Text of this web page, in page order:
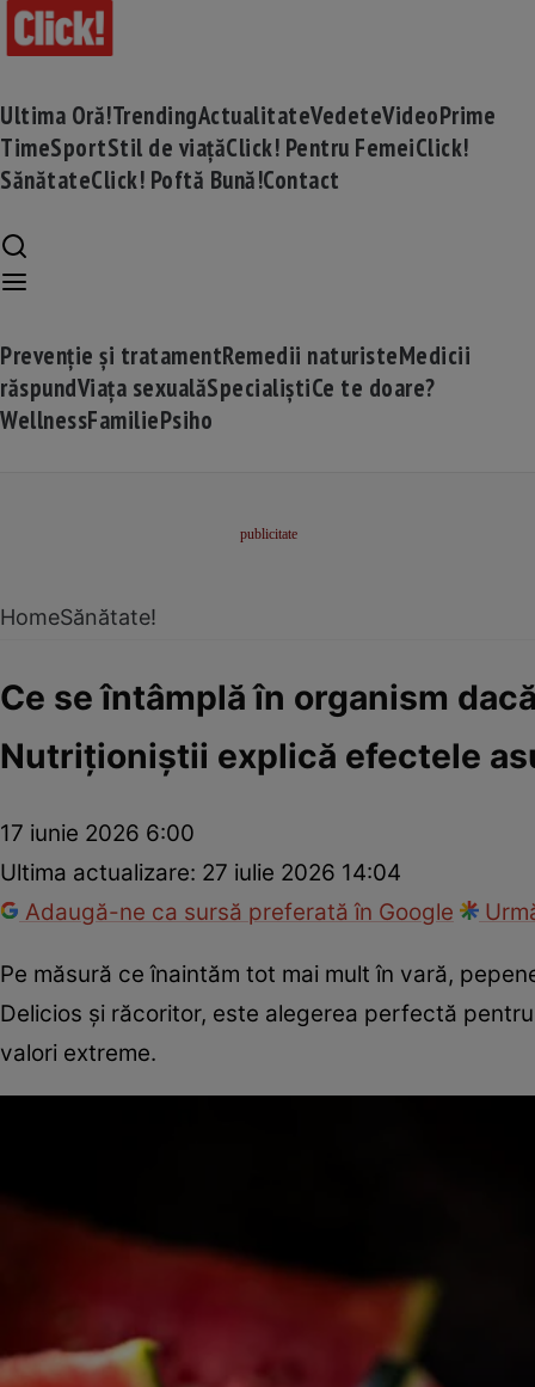
Ultima Oră!TrendingActualitateVedeteVideoPrime
TimeSportStil de viațăClick! Pentru FemeiClick!
SănătateClick! Poftă Bună!Contact
Prevenție și tratamentRemedii naturisteMedicii
răspundViața sexualăSpecialiștiCe te doare?
WellnessFamiliePsiho
HomeSănătate!
Ce se întâmplă în organism
Nutriționiștii explică efectele
17 iunie 2026 6:00
Ultima actualizare: 27 iulie 2026 14:04
Adaugă-ne ca sursă preferată în Google
Pe măsură ce înaintăm tot mai mult în vară,
Delicios și răcoritor, este alegerea perfectă
valori extreme.